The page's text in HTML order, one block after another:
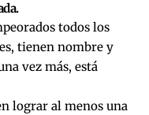
todos los
tienen nombre y
vez más, está
lograr al menos una